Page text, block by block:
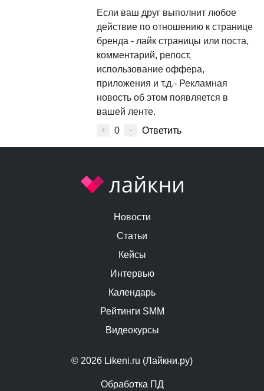
Если ваш друг выполнит любое
действие по отношению к странице
бренда - лайк страницы или поста,
комментарий, репост,
использование оффера,
приложения и т.д.- Рекламная
новость об этом появляется в
вашей ленте.
+ 0 - Ответить
© 2026 Likeni.ru (Лайкни.ру)
Обработка ПД
Новости
Статьи
Кейсы
Интервью
Календарь
Рейтинги SMM
Видеокурсы